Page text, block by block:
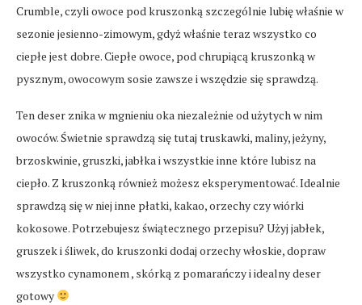
Crumble, czyli owoce pod kruszonką szczególnie lubię właśnie w
sezonie jesienno-zimowym, gdyż właśnie teraz wszystko co
ciepłe jest dobre. Ciepłe owoce, pod chrupiącą kruszonką w
pysznym, owocowym sosie zawsze i wszędzie się sprawdzą.
Ten deser znika w mgnieniu oka niezależnie od użytych w nim
owoców. Świetnie sprawdzą się tutaj truskawki, maliny, jeżyny,
brzoskwinie, gruszki, jabłka i wszystkie inne które lubisz na
ciepło. Z kruszonką również możesz eksperymentować. Idealnie
sprawdzą się w niej inne płatki, kakao, orzechy czy wiórki
kokosowe. Potrzebujesz świątecznego przepisu? Użyj jabłek,
gruszek i śliwek, do kruszonki dodaj orzechy włoskie, dopraw
wszystko cynamonem , skórką z pomarańczy i idealny deser
gotowy